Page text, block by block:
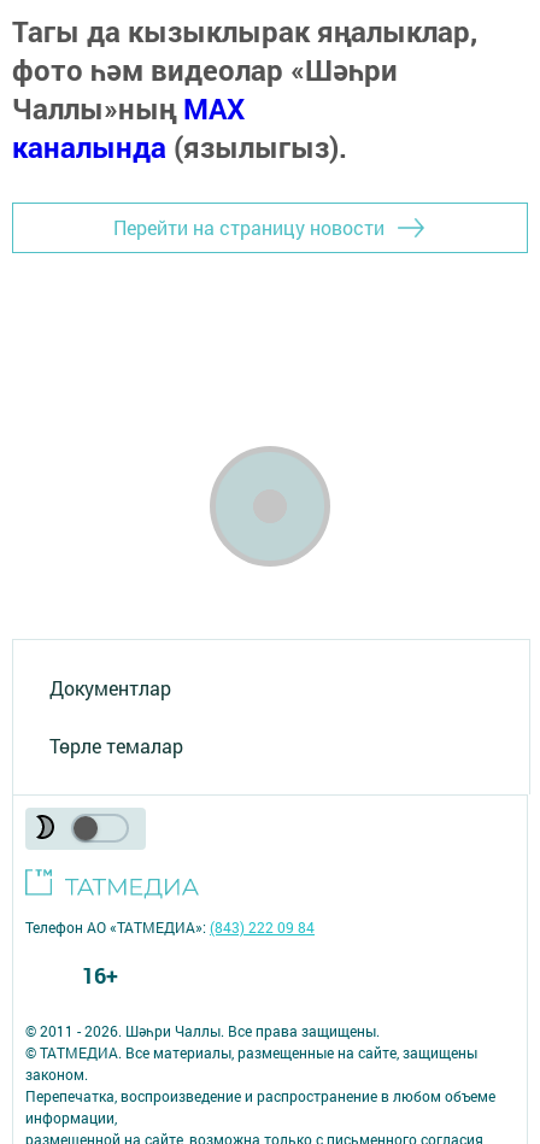
Тагы да кызыклырак яңалыклар,
фото һәм видеолар «Шәһри
Чаллы»ныңMAX
каналында (язылыгыз).
Перейти на страницу новости
Документлар
Төрле темалар
© 2011 - 2026. Шәһри Чаллы. Все права защищены.
© ТАТМЕДИА. Все материалы, размещенные на сайте, защищены
законом.
Перепечатка, воспроизведение и распространение в любом объеме
информации,
размещенной на сайте, возможна только с письменного согласия
Телефон АО «ТАТМЕДИА»:(843) 222 09 84
16+